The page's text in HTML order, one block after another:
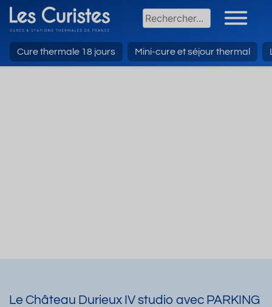
Cure thermale 18 jours Mini-cure et séjour thermal
Le Château Durieux IV studio avec PARKING